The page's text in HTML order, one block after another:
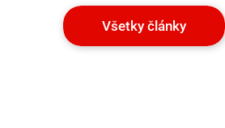
Všetky články